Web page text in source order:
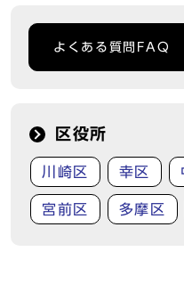
よくある質問FAQ
区役所
川崎区 幸区
宮前区 多摩区